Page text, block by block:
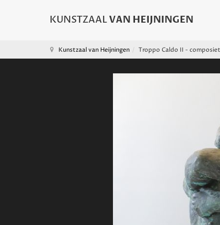
Kunstzaal van Heijningen Troppo Caldo II - composiet